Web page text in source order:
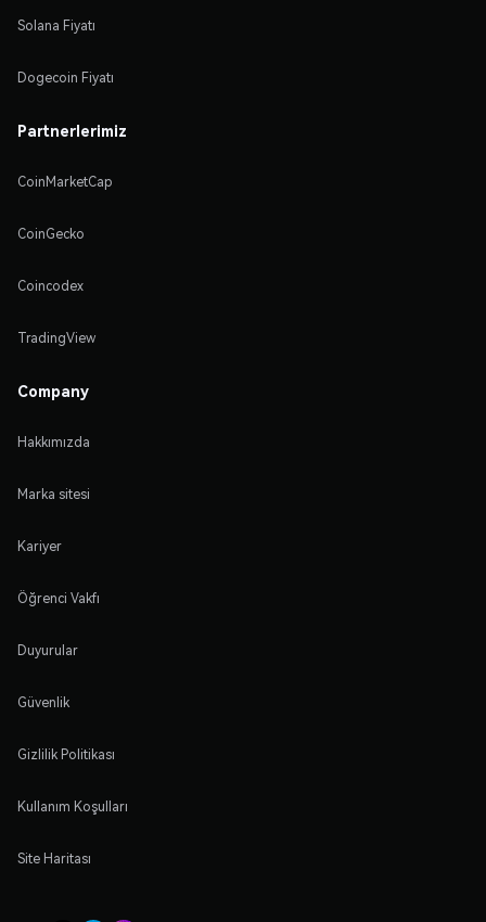
Solana Fiyatı
Dogecoin Fiyatı
Partnerlerimiz
CoinMarketCap
CoinGecko
Coincodex
TradingView
Company
Hakkımızda
Marka sitesi
Kariyer
Öğrenci Vakfı
Duyurular
Güvenlik
Gizlilik Politikası
Kullanım Koşulları
Site Haritası